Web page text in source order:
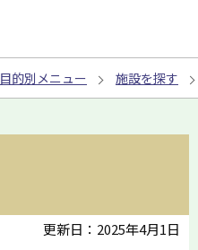
目的別メニュー 施設を探す
更新日：2025年4月1日